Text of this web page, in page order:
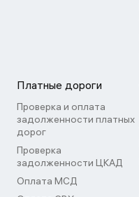
Платные дороги
Проверка и оплата
задолженности платных
дорог
Проверка
задолженности ЦКАД
Оплата МСД